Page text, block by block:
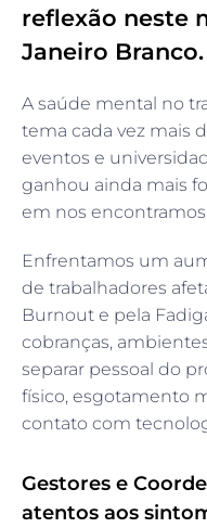
reflexão neste
Janeiro Branco.
A saúde mental no
tema cada vez mais
eventos e
ganhou ainda mais
em nos
Enfrentamos um
de trabalhadores
Burnout e pela
cobranças,
separar pessoal do
físico, esgotamento
contato com
Gestores e
atentos aos